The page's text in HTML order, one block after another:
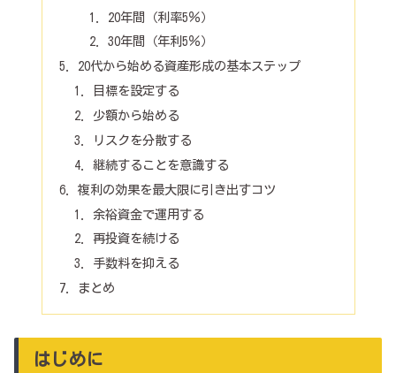
20年間（利率5％）
30年間（年利5％）
20代から始める資産形成の基本ステップ
目標を設定する
少額から始める
リスクを分散する
継続することを意識する
複利の効果を最大限に引き出すコツ
余裕資金で運用する
再投資を続ける
手数料を抑える
まとめ
はじめに